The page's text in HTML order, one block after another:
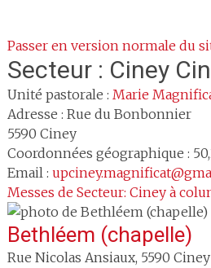
Passer en version normale du
Secteur : Ciney
Unité pastorale : Marie
Adresse : Rue du Bonbonnier
5590 Ciney
Coordonnées géographique :
Email :
Messes de Secteur: Ciney à
Bethléem (chapelle)
Rue Nicolas Ansiaux, 5590 Ciney